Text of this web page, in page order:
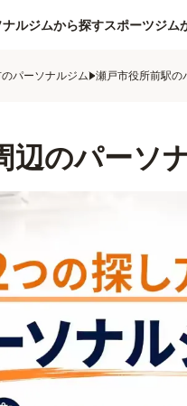
ルジムから探すスポーツジム
パーソナルジム 瀬戸市役所前駅の
辺のパーソ